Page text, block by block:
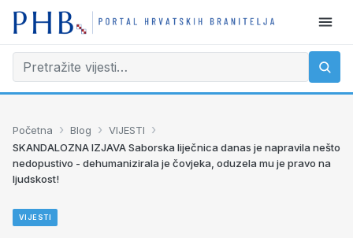
Početna › Blog › VIJESTI ›
SKANDALOZNA IZJAVA Saborska liječnica danas je napravila nešto
nedopustivo - dehumanizirala je čovjeka, oduzela mu je pravo na
ljudskost!
VIJESTI